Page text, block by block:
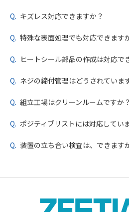
キズレス対応できますか？
特殊な表面処理でも対応できます
ヒートシール部品の作成は対応で
ネジの締付管理はどうされていま
組立工場はクリーンルームですか？
ポジティブリストには対応してい
装置の立ち合い検査は、できます